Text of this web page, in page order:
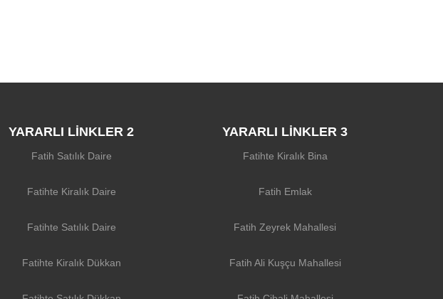
YARARLI LİNKLER 2
Fatih Satılık Daire
Fatihte Kiralık Daire
Fatihte Satılık Daire
Fatihte Kiralık Dükkan
YARARLI LİNKLER 3
Fatihte Kiralık Bina
Fatih Emlak
Fatih Zeyrek Mahallesi
Fatih Ali Kuşçu Mahallesi